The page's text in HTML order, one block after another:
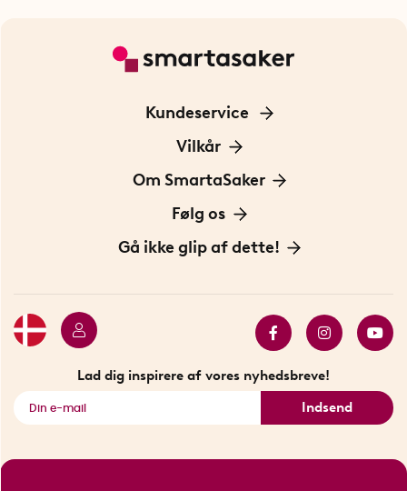
Kundeservice
Kontakt os
Vilkår
Information om cookies
Privatlivspolitik
Om SmartaSaker
Om os
Vores historie
Følg os
Opfindere
Gå ikke glip af dette!
Se alle smarte produkter
Lad dig inspirere af vores nyhedsbreve!
Indsend